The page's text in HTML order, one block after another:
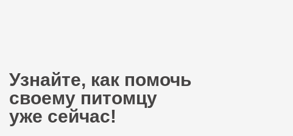
Узнайте, как помочь
своему питомцу
уже сейчас!